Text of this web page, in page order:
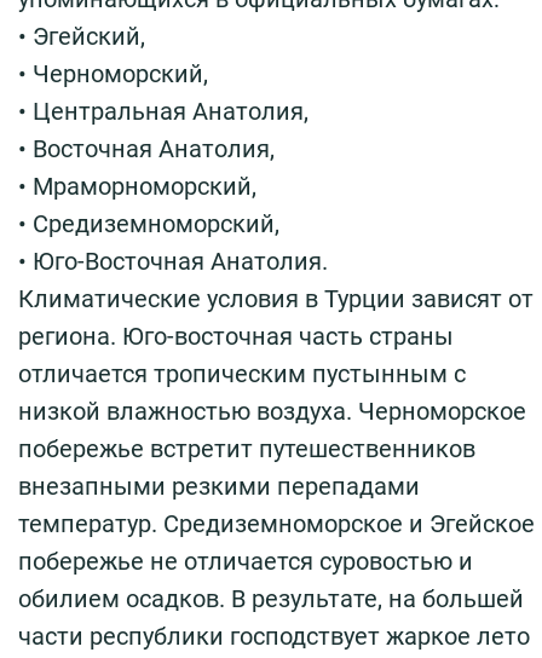
• Эгейский,
• Черноморский,
• Центральная Анатолия,
• Восточная Анатолия,
• Мраморноморский,
• Средиземноморский,
• Юго-Восточная Анатолия.
Климатические условия в Турции зависят от
региона. Юго-восточная часть страны
отличается тропическим пустынным с
низкой влажностью воздуха. Черноморское
побережье встретит путешественников
внезапными резкими перепадами
температур. Средиземноморское и Эгейское
побережье не отличается суровостью и
обилием осадков. В результате, на большей
части республики господствует жаркое лето